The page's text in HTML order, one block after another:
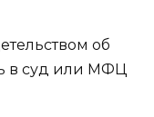
об
в суд или МФЦ